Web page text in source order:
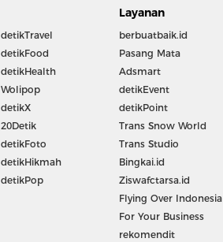
detikTravel
detikFood
detikHealth
Wolipop
detikX
20Detik
detikFoto
detikHikmah
detikPop
Layanan
berbuatbaik.id
Pasang Mata
Adsmart
detikEvent
detikPoint
Trans Snow World
Trans Studio
Bingkai.id
Ziswafctarsa.id
Flying Over Indonesia
For Your Business
rekomendit